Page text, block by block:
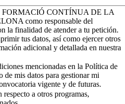
CONTÍNUA DE LA
como responsable del
la finalidad de atender a tu petición.
tus datos, así como ejercer otros
adicional y detallada en nuestra
mencionadas en la Política de
de mis datos para gestionar mi
vigente y de futuras.
a otros programas,